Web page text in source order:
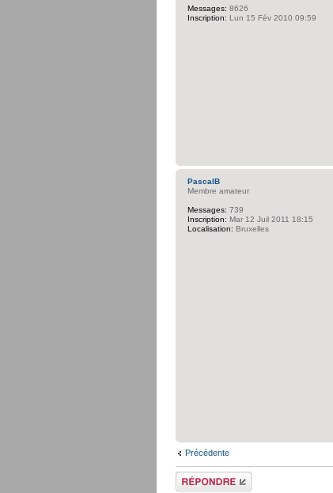
Messages: 8626
Inscription: Lun 15 Fév 2010 09:59
PascalB
Membre amateur
Messages: 739
Inscription: Mar 12 Juil 2011 18:15
Localisation: Bruxelles
Précédente
Répondre